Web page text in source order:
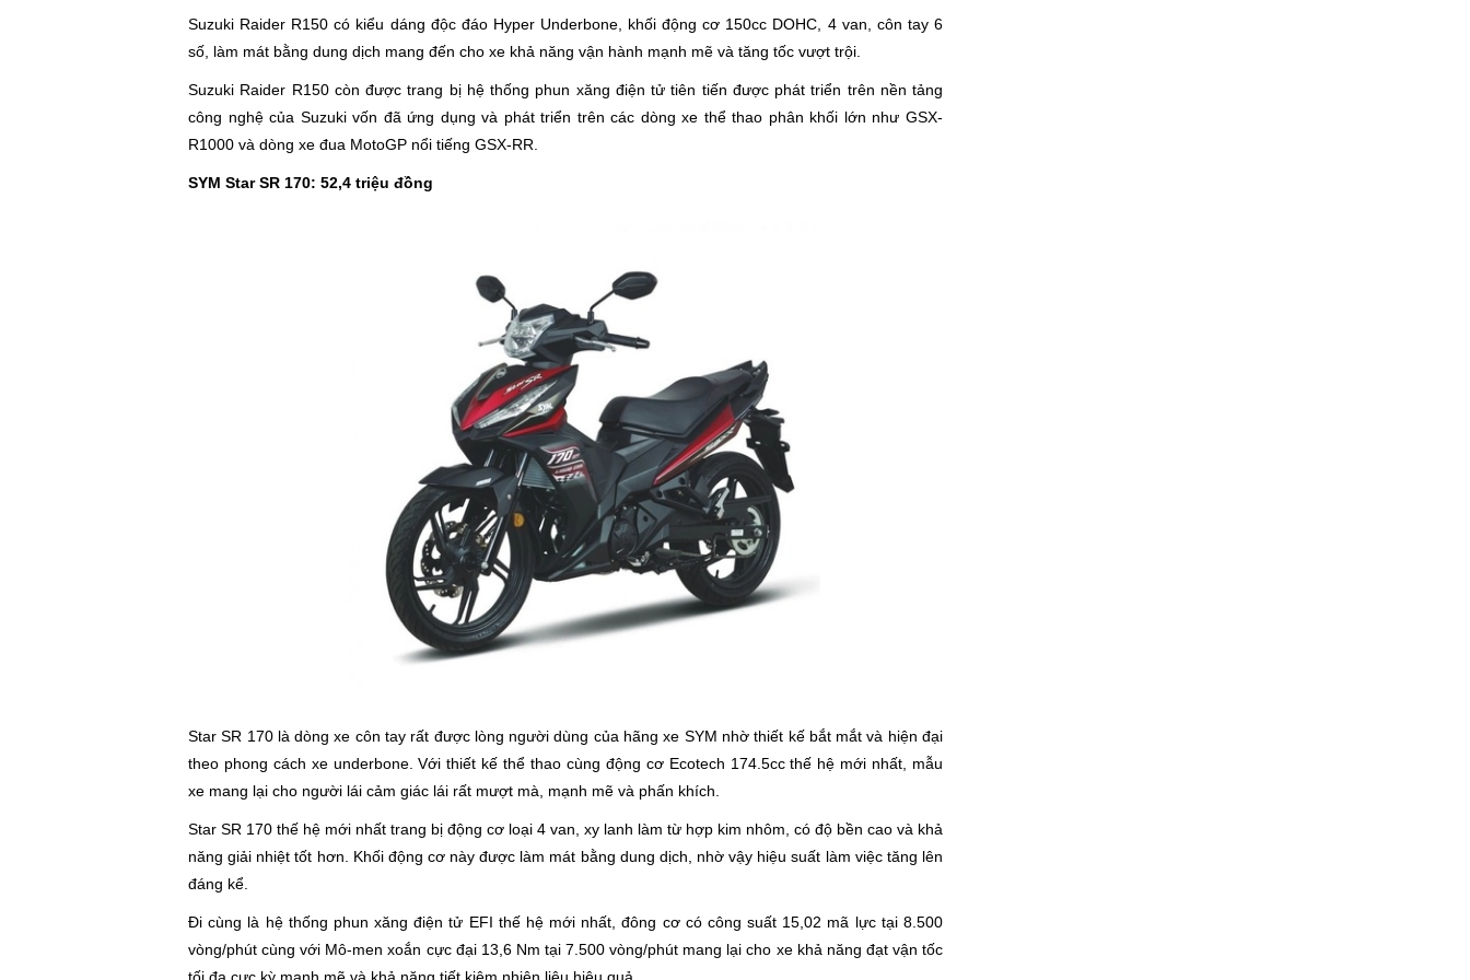
Suzuki Raider R150 có kiểu dáng độc đáo Hyper Underbone, khối động cơ 150cc DOHC, 4 van, côn tay 6
số, làm mát bằng dung dịch mang đến cho xe khả năng vận hành mạnh mẽ và tăng tốc vượt trội.
Suzuki Raider R150 còn được trang bị hệ thống phun xăng điện tử tiên tiến được phát triển trên nền tảng
công nghệ của Suzuki vốn đã ứng dụng và phát triển trên các dòng xe thể thao phân khối lớn như GSX-
R1000 và dòng xe đua MotoGP nổi tiếng GSX-RR.
SYM Star SR 170: 52,4 triệu đồng
Star SR 170 là dòng xe côn tay rất được lòng người dùng của hãng xe SYM nhờ thiết kế bắt mắt và hiện đại
theo phong cách xe underbone. Với thiết kế thể thao cùng động cơ Ecotech 174.5cc thế hệ mới nhất, mẫu
xe mang lại cho người lái cảm giác lái rất mượt mà, mạnh mẽ và phấn khích.
Star SR 170 thế hệ mới nhất trang bị động cơ loại 4 van, xy lanh làm từ hợp kim nhôm, có độ bền cao và khả
năng giải nhiệt tốt hơn. Khối động cơ này được làm mát bằng dung dịch, nhờ vậy hiệu suất làm việc tăng lên
đáng kể.
Đi cùng là hệ thống phun xăng điện tử EFI thế hệ mới nhất, đông cơ có công suất 15,02 mã lực tại 8.500
vòng/phút cùng với Mô-men xoắn cực đại 13,6 Nm tại 7.500 vòng/phút mang lại cho xe khả năng đạt vận tốc